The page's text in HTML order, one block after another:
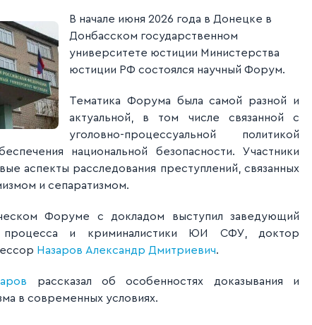
В начале июня 2026 года в Донецке в
Донбасском государственном
университете юстиции Министерства
юстиции РФ состоялся научный Форум.
Тематика Форума была самой разной и
актуальной, в том числе связанной с
уголовно-процессуальной политикой
национальной безопасности. Участники
аспекты расследования преступлений, связанных
и сепаратизмом.
Форуме с докладом выступил заведующий
процесса и криминалистики ЮИ СФУ, доктор
Назаров Александр Дмитриевич.
рассказал об особенностях доказывания и
в современных условиях.